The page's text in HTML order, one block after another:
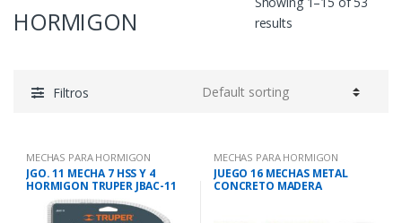
HORMIGON
results
Filtros
MECHAS PARA HORMIGON
JGO. 11 MECHA 7 HSS Y 4
HORMIGON TRUPER JBAC-11
MECHAS PARA HORMIGON
JUEGO 16 MECHAS METAL
CONCRETO MADERA